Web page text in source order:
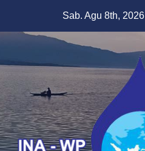
Sab. Agu 8th, 2026